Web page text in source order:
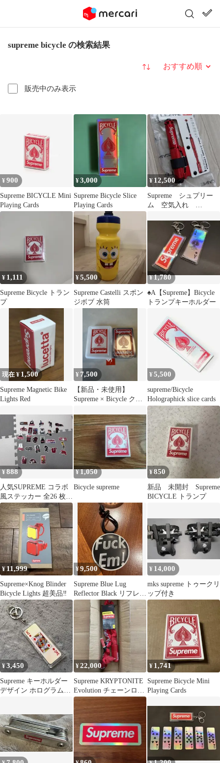
supreme bicycle の検索結果
販売中のみ表示
並び替え
¥900
Supreme BICYCLE Mini
Playing Cards
¥3,000
Supreme Bicycle Slice
Playing Cards
¥ 12,500
Supreme シュプリー
ム 空気入れ
¥ 1,111
Supreme Bicycle トラン
プ
¥5,500
Supreme Castelli スポン
ジボブ 水筒
¥1,780
♠︎A【Supreme】Bicycle
トランプキーホルダー
現在 ¥ 1,500
Supreme Magnetic Bike
Lights Red
¥ 7,500
【新品・未使用】
Supreme × Bicycle クリ
¥5,500
supreme/Bicycle
Holographick slice cards
¥888
人気SUPREME コラボ
風ステッカー 全26 枚セ
ット
¥1,050
Bicycle supreme
¥850
新品 未開封 Supreme
BICYCLE トランプ
¥11,999
Supreme×Knog Blinder
Bicycle Lights 超美品‼︎
¥9,500
Supreme Blue Lug
Reflector Black リフレク
ター
¥ 14,000
mks supreme トゥークリ
ップ付き
¥3,450
Supreme キーホルダー
デザイン ホログラム
¥22,000
Supreme KRYPTONITE
Evolution チェーンロッ
ク
¥ 1,741
Supreme Bicycle Mini
Playing Cards